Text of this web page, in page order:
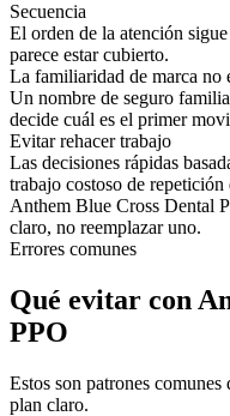
Secuencia
El orden de la atención
parece estar cubierto.
La familiaridad de marca no
Un nombre de seguro
decide cuál es el primer
Evitar rehacer trabajo
Las decisiones rápidas
trabajo costoso de repetición
Anthem Blue Cross Dental
claro, no reemplazar uno.
Errores comunes
Qué evitar con
PPO
Estos son patrones
plan claro.